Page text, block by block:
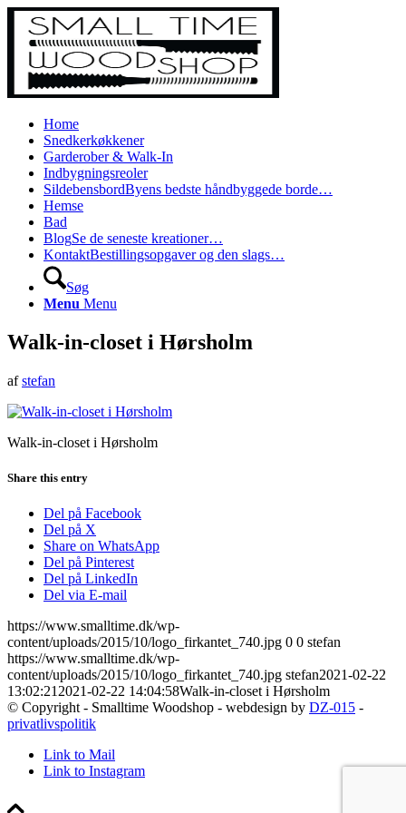
Home
Snedkerkøkkener
Garderober & Walk-In
Indbygningsreoler
SildebensbordByens bedste håndbyggede borde…
Hemse
Bad
BlogSe de seneste kreationer…
KontaktBestillingsopgaver og den slags…
Søg
Menu Menu
Walk-in-closet i Hørsholm
afstefan
Walk-in-closet i Hørsholm
Share this entry
Del på Facebook
Del på X
Share on WhatsApp
Del på Pinterest
Del på LinkedIn
Del via E-mail
https://www.smalltime.dk/wp-
content/uploads/2015/10/logo_firkantet_740.jpg 0 0 stefan
https://www.smalltime.dk/wp-
content/uploads/2015/10/logo_firkantet_740.jpg stefan2021-02-22
13:02:21 2021-02-22 14:04:58Walk-in-closet i Hørsholm
© Copyright - Smalltime Woodshop - webdesign by DZ-015 -
privatlivspolitik
Link to Mail
Link to Instagram